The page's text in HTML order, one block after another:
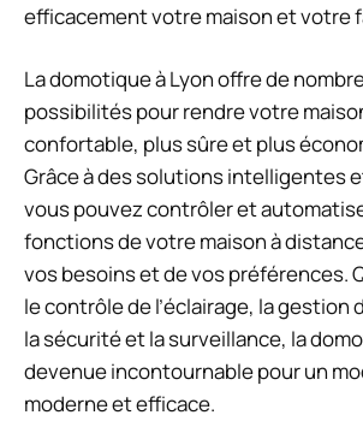
efficacement votre maison et votre
La domotique à Lyon offre de
possibilités pour rendre votre
confortable, plus sûre et plus
Grâce à des solutions intelligentes
vous pouvez contrôler et
fonctions de votre maison à
vos besoins et de vos préférences.
le contrôle de l’éclairage, la gestion
la sécurité et la surveillance, la
devenue incontournable pour un
moderne et efficace.